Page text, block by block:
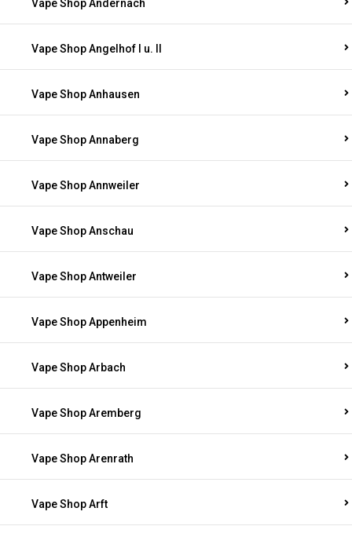
Vape Shop Andernach
Vape Shop Angelhof I u. II
Vape Shop Anhausen
Vape Shop Annaberg
Vape Shop Annweiler
Vape Shop Anschau
Vape Shop Antweiler
Vape Shop Appenheim
Vape Shop Arbach
Vape Shop Aremberg
Vape Shop Arenrath
Vape Shop Arft